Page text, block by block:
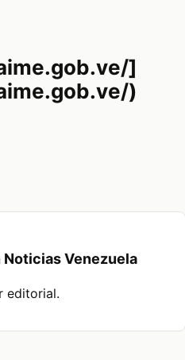
]
)
Noticias Venezuela
editorial.